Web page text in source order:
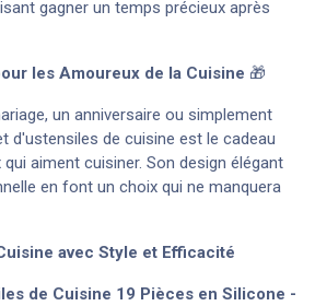
gagner un temps précieux après
les Amoureux de la Cuisine 🎁
un anniversaire ou simplement
d'ustensiles de cuisine est le cadeau
aiment cuisiner. Son design élégant
en font un choix qui ne manquera
avec Style et Efficacité
de Cuisine 19 Pièces en Silicone -